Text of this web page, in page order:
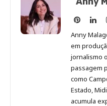
Anny
no
no
Anny
em
jornalismo
passagem
como
Estado,
acumula